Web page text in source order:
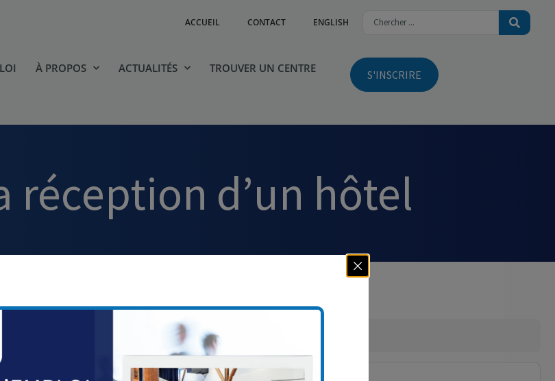
ACCUEIL CONTACT ENGLISH
À PROPOS ACTUALITÉS TROUVER UN CENTRE S'INSCRIRE
réception d’un hôtel